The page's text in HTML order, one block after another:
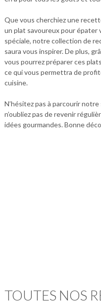
Que vous cherchiez une
un plat savoureux pour épater
spéciale, notre collection de
saura vous inspirer. De plus,
vous pourrez préparer ces
ce qui vous permettra de
cuisine.
N’hésitez pas à parcourir
n’oubliez pas de revenir
idées gourmandes. Bonne
TOUTES NOS